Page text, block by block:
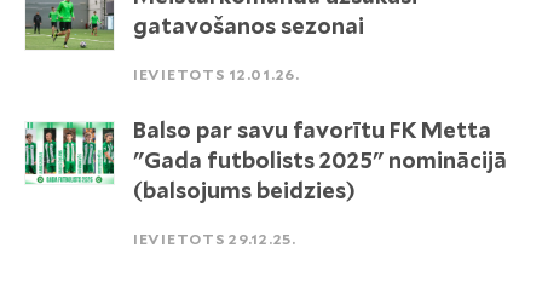
gatavošanos sezonai
IEVIETOTS 12.01.26.
Balso par savu favorītu FK Metta
"Gada futbolists 2025" nominācijā
(balsojums beidzies)
IEVIETOTS 29.12.25.